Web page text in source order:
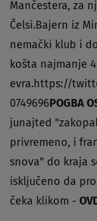
Mančestera, za
Čelsi.Bajern iz
nemački klub i
košta najmanje
evra.https://
0749696POGBA
junajted
privremeno, i
snova" do kraja
isključeno da
čeka klikom -